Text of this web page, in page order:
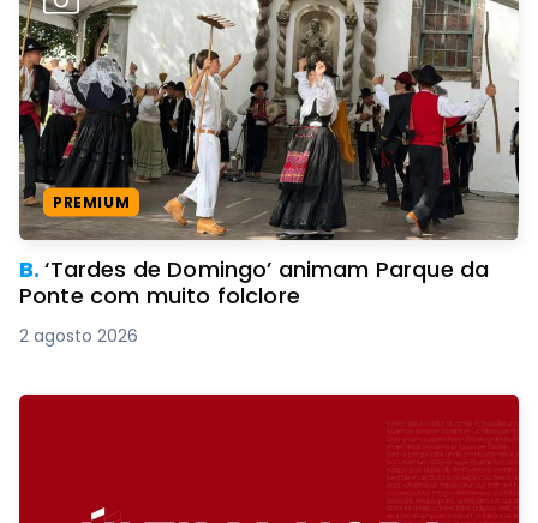
PREMIUM
B.‘Tardes de Domingo’ animam Parque da
Ponte com muito folclore
2 agosto 2026